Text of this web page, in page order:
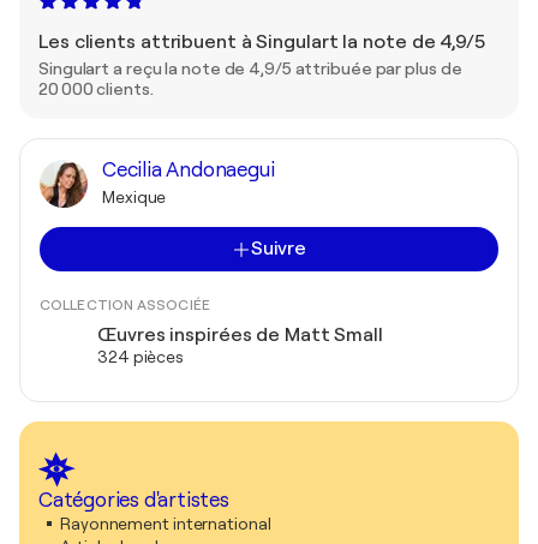
Les clients attribuent à Singulart la note de 4,9/5
Singulart a reçu la note de 4,9/5 attribuée par plus de
20 000 clients.
Cecilia Andonaegui
Mexique
Suivre
COLLECTION ASSOCIÉE
Œuvres inspirées de Matt Small
324 pièces
Catégories d'artistes
Rayonnement international